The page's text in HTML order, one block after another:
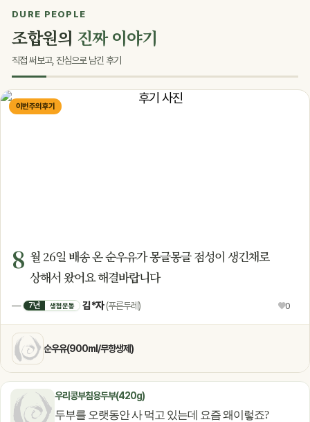
DURE PEOPLE
조합원의 진짜 이야기
직접 써보고, 진심으로 남긴 후기
이번 주의 후기
8 월 26일 배송 온 순우유가 몽글몽글 점성이 생긴채로
상해서 왔어요 해결바랍니다
— 7년 생협운동 김*자(푸른두레) ♥0
순우유(900ml/무항생제)
우리콩부침용두부(420g)
두부를 오랫동안 사 먹고 있는데 요즘 왜이렇죠?